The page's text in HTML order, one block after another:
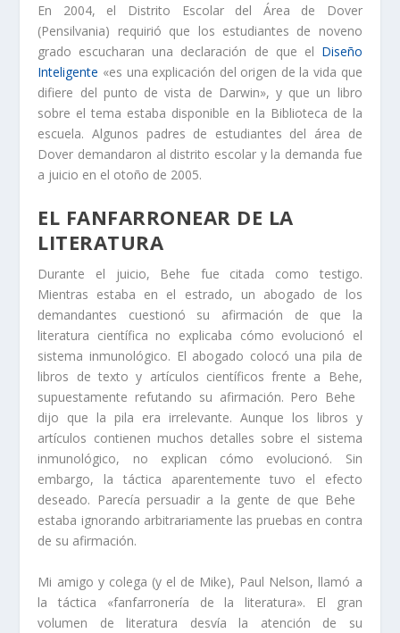
En 2004, el Distrito Escolar del Área de Dover
(Pensilvania) requirió que los estudiantes de noveno
grado escucharan una declaración de que el Diseño
Inteligente «es una explicación del origen de la vida que
difiere del punto de vista de Darwin», y que un libro
sobre el tema estaba disponible en la Biblioteca de la
escuela. Algunos padres de estudiantes del área de
Dover demandaron al distrito escolar y la demanda fue
a juicio en el otoño de 2005.
EL FANFARRONEAR DE LA
LITERATURA
Durante el juicio, Behe ​​fue citada como testigo.
Mientras estaba en el estrado, un abogado de los
demandantes cuestionó su afirmación de que la
literatura científica no explicaba cómo evolucionó el
sistema inmunológico. El abogado colocó una pila de
libros de texto y artículos científicos frente a Behe,
supuestamente refutando su afirmación. Pero Behe ​​
dijo que la pila era irrelevante. Aunque los libros y
artículos contienen muchos detalles sobre el sistema
inmunológico, no explican cómo evolucionó. Sin
embargo, la táctica aparentemente tuvo el efecto
deseado. Parecía persuadir a la gente de que Behe ​​
estaba ignorando arbitrariamente las pruebas en contra
de su afirmación.
Mi amigo y colega (y el de Mike), Paul Nelson, llamó a
la táctica «fanfarronería de la literatura». El gran
volumen de literatura desvía la atención de su